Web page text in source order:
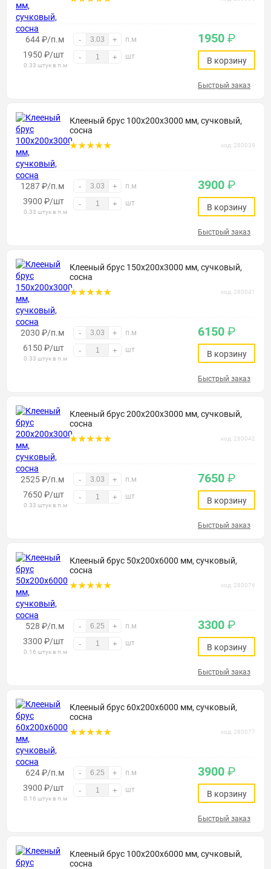
644 ₽/п.м - + п.м
1950 ₽/шт
0.33 штук в п.м
- + шт
1950 ₽
В корзину
Быстрый заказ
Клееный брус 100х200х3000 мм, сучковый,
сосна
код: 280039
1287 ₽/п.м - + п.м
3900 ₽/шт
0.33 штук в п.м
- + шт
3900 ₽
В корзину
Быстрый заказ
Клееный брус 150х200х3000 мм, сучковый,
сосна
код: 280041
2030 ₽/п.м - + п.м
6150 ₽/шт
0.33 штук в п.м
- + шт
6150 ₽
В корзину
Быстрый заказ
Клееный брус 200х200х3000 мм, сучковый,
сосна
код: 280042
2525 ₽/п.м - + п.м
7650 ₽/шт
0.33 штук в п.м
- + шт
7650 ₽
В корзину
Быстрый заказ
Клееный брус 50х200х6000 мм, сучковый,
сосна
код: 280076
528 ₽/п.м - + п.м
3300 ₽/шт
0.16 штук в п.м
- + шт
3300 ₽
В корзину
Быстрый заказ
Клееный брус 60х200х6000 мм, сучковый,
сосна
код: 280077
624 ₽/п.м - + п.м
3900 ₽/шт
0.16 штук в п.м
- + шт
3900 ₽
В корзину
Быстрый заказ
Клееный брус 100х200х6000 мм, сучковый,
сосна